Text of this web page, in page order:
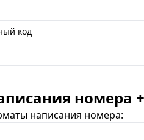
код
номера
написания номера: